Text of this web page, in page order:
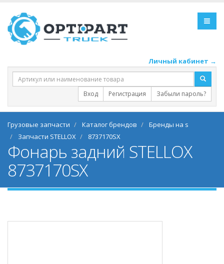
Личный кабинет →
Вход Регистрация Забыли пароль?
Грузовые запчасти Каталог брендов
Бренды на s
Запчасти STELLOX
8737170SX
Фонарь задний STELLOX
8737170SX